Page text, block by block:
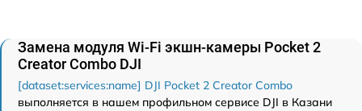
Замена модуля Wi-Fi экшн-камеры Pocket 2
Creator Combo DJI
[dataset:services:name] DJI Pocket 2 Creator Combo
выполняется в нашем профильном сервисе DJI в Казани